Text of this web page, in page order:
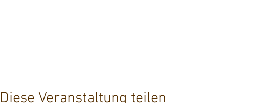
Diese Veranstaltung teilen